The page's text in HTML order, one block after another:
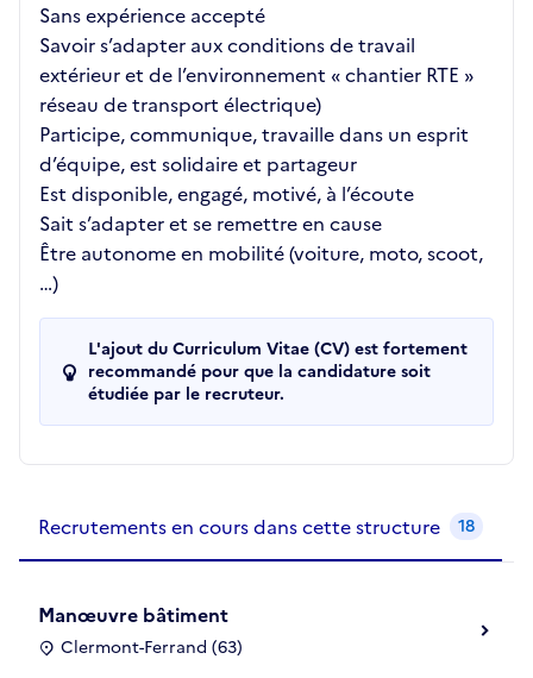
Sans expérience accepté
Savoir s’adapter aux conditions de travail
extérieur et de l’environnement « chantier RTE »
réseau de transport électrique)
Participe, communique, travaille dans un esprit
d’équipe, est solidaire et partageur
Est disponible, engagé, motivé, à l’écoute
Sait s’adapter et se remettre en cause
Être autonome en mobilité (voiture, moto, scoot,
…)
L'ajout du Curriculum Vitae (CV) est fortement
recommandé pour que la candidature soit
étudiée par le recruteur.
Recrutements en cours dans cette structure 18
Manœuvre bâtiment
Clermont-Ferrand (63)